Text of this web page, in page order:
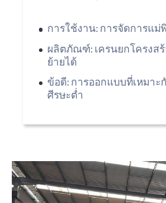
การใช้งาน: การจัดการแม่
ผลิตภัณฑ์: เครนยกโครงส
ย้ายได้
ข้อดี: การออกแบบที่เหมาะ
ศีรษะต่ำ